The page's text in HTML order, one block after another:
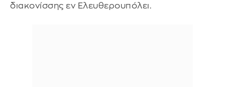
διακονίσσης εν Ελευθερουπόλει.